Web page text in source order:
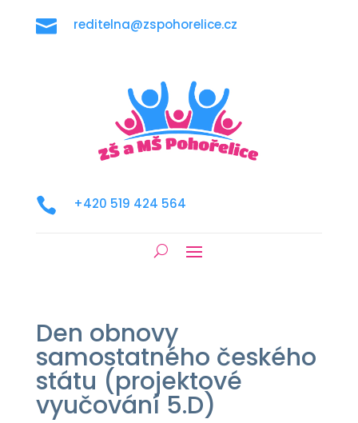
 reditelna@zspohorelice.cz
 +420 519 424 564
Den obnovy
samostatného českého
státu (projektové
vyučování 5.D)